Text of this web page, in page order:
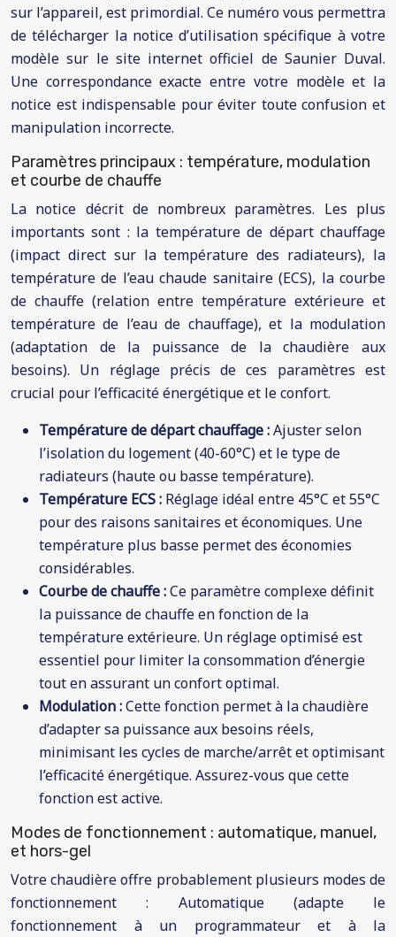
sur l’appareil, est primordial. Ce numéro vous permettra
de télécharger la notice d’utilisation spécifique à votre
modèle sur le site internet officiel de Saunier Duval.
Une correspondance exacte entre votre modèle et la
notice est indispensable pour éviter toute confusion et
manipulation incorrecte.
Paramètres principaux : température, modulation
et courbe de chauffe
La notice décrit de nombreux paramètres. Les plus
importants sont : la température de départ chauffage
(impact direct sur la température des radiateurs), la
température de l’eau chaude sanitaire (ECS), la courbe
de chauffe (relation entre température extérieure et
température de l’eau de chauffage), et la modulation
(adaptation de la puissance de la chaudière aux
besoins). Un réglage précis de ces paramètres est
crucial pour l’efficacité énergétique et le confort.
Température de départ chauffage :Ajuster selon
l’isolation du logement (40-60°C) et le type de
radiateurs (haute ou basse température).
Température ECS : Réglage idéal entre 45°C et 55°C
pour des raisons sanitaires et économiques. Une
température plus basse permet des économies
considérables.
Courbe de chauffe :Ce paramètre complexe définit
la puissance de chauffe en fonction de la
température extérieure. Un réglage optimisé est
essentiel pour limiter la consommation d’énergie
tout en assurant un confort optimal.
Modulation :Cette fonction permet à la chaudière
d’adapter sa puissance aux besoins réels,
minimisant les cycles de marche/arrêt et optimisant
l’efficacité énergétique. Assurez-vous que cette
fonction est active.
Modes de fonctionnement : automatique, manuel,
et hors-gel
Votre chaudière offre probablement plusieurs modes de
fonctionnement : Automatique (adapte le
fonctionnement à un programmateur et à la